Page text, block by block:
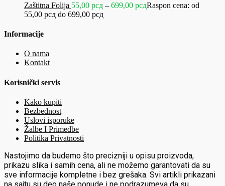
Zaštitna Folija 55,00 рсд – 699,00 рсдRaspon cena: od
55,00 рсд do 699,00 рсд
Informacije
O nama
Kontakt
Korisnički servis
Kako kupiti
Bezbednost
Uslovi isporuke
Žalbe I Primedbe
Politika Privatnosti
Nastojimo da budemo što precizniji u opisu proizvoda,
prikazu slika i samih cena, ali ne možemo garantovati da su
sve informacije kompletne i bez grešaka. Svi artikli prikazani